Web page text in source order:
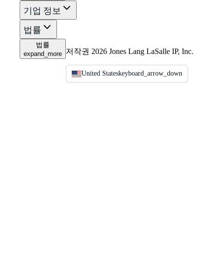
기업 정보
법률
법률
expand_more 저작권 2026 Jones Lang LaSalle IP, Inc.
United Stateskeyboard_arrow_down